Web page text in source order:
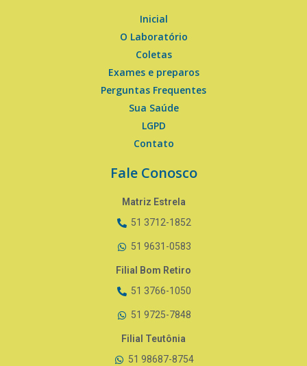
Inicial
O Laboratório
Coletas
Exames e preparos
Perguntas Frequentes
Sua Saúde
LGPD
Contato
Fale Conosco
Matriz Estrela
51 3712-1852
51 9631-0583
Filial Bom Retiro
51 3766-1050
51 9725-7848
Filial Teutônia
51 98687-8754